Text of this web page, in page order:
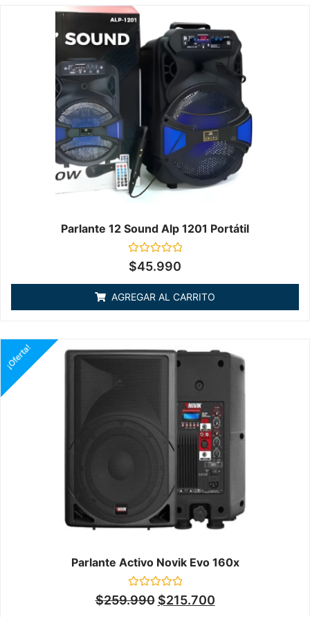
Parlante 12 Sound Alp 1201 Portátil
Valorado
en
5
$45.990
AGREGAR AL CARRITO
Parlante Activo Novik Evo 160x
Valorado
en
¡Oferta!
$259.990 $215.700